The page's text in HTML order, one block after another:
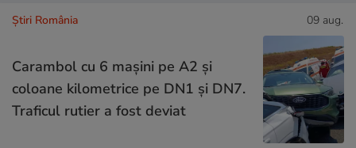
Știri România 09 aug.
Carambol cu 6 mașini pe A2 și
coloane kilometrice pe DN1 și DN7.
Traficul rutier a fost deviat